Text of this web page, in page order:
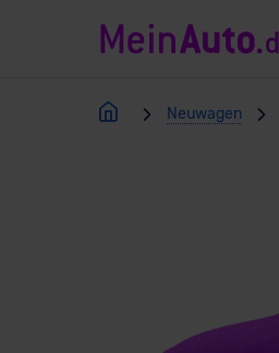
Neuwagen